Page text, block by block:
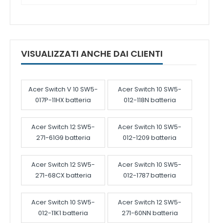
VISUALIZZATI ANCHE DAI CLIENTI
Acer Switch V 10 SW5-
017P-11HX batteria
Acer Switch 10 SW5-
012-118N batteria
Acer Switch 12 SW5-
271-61G9 batteria
Acer Switch 10 SW5-
012-1209 batteria
Acer Switch 12 SW5-
271-68CX batteria
Acer Switch 10 SW5-
012-1787 batteria
Acer Switch 10 SW5-
012-11K1 batteria
Acer Switch 12 SW5-
271-60NN batteria